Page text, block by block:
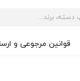
قوانین مرجوعی و